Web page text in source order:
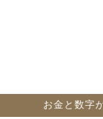
お金と数字